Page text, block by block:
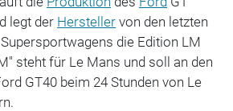
legt der Herstellervon den letzten
die Edition LM
steht für Le Mans und soll an den
GT40 beim 24 Stunden von Le